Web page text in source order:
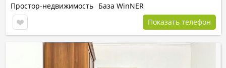
Простор-недвижимость База WinNER
Показать телефон